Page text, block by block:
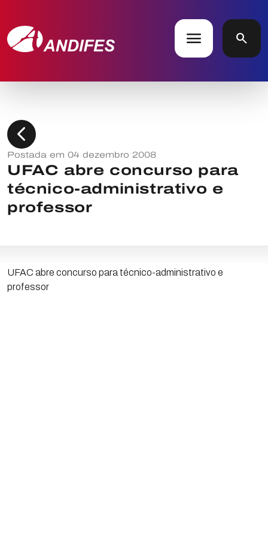
menu search
chevron_left
Postada em 04 dezembro 2008
UFAC abre concurso para
técnico-administrativo e
professor
UFAC abre concurso para técnico-administrativo e
professor